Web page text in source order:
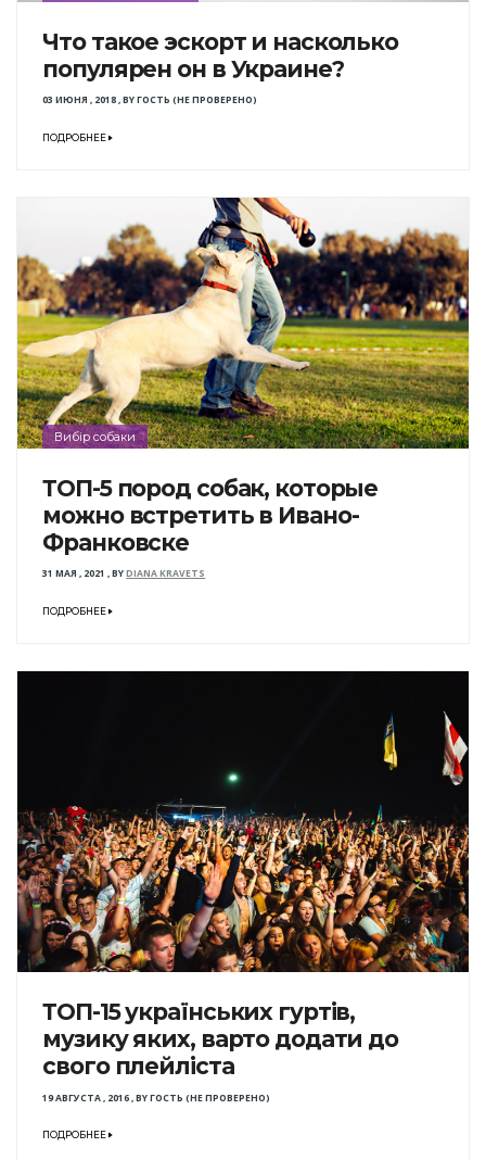
Что такое эскорт и насколько
популярен он в Украине?
03 ИЮНЯ , 2018,BYГОСТЬ (НЕ ПРОВЕРЕНО)
ПОДРОБНЕЕ
Вибір собаки
ТОП-5 пород собак, которые
можно встретить в Ивано-
Франковске
31 МАЯ , 2021 ,BYDIANA KRAVETS
ПОДРОБНЕЕ
ТОП-15 українських гуртів,
музику яких, варто додати до
свого плейліста
19 АВГУСТА , 2016,BYГОСТЬ (НЕ ПРОВЕРЕНО)
ПОДРОБНЕЕ